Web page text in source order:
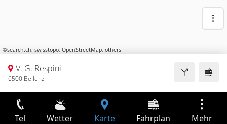
©search.ch, swisstopo, OpenStreetMap, others
V. G. Respini
6500 Bellenz
Tel Wetter Karte Fahrplan Mehr